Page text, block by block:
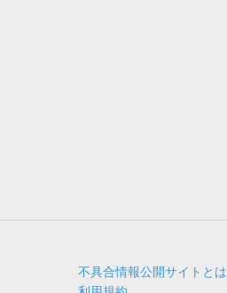
不具合情報公開サイトとは